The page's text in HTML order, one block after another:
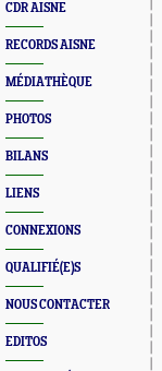
CDR AISNE
RECORDS AISNE
MÉDIATHÈQUE
PHOTOS
BILANS
LIENS
CONNEXIONS
QUALIFIÉ(E)S
NOUS CONTACTER
EDITOS